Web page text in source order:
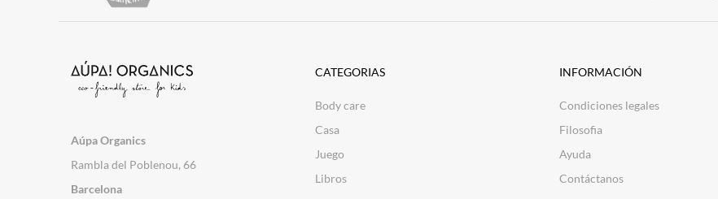
Aúpa Organics
Rambla del Poblenou, 66
Barcelona
CATEGORIAS
Body care
Casa
Juego
Libros
INFORMACIÓN
Condiciones legales
Filosofia
Ayuda
Contáctanos